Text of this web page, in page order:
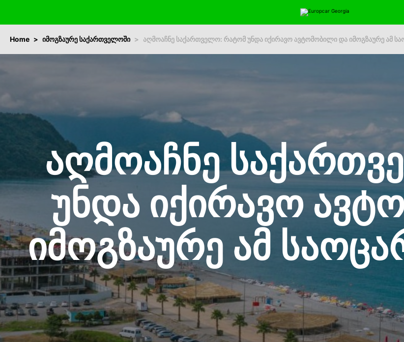
Home იმოგზაურე საქართველოში აღმოაჩნე საქართველო: რატომ უნდა იქირავო ავტომობილი და იმოგზაურე ამ
აღმოაჩნე
უნდა იქირავო
იმოგზაურე ამ